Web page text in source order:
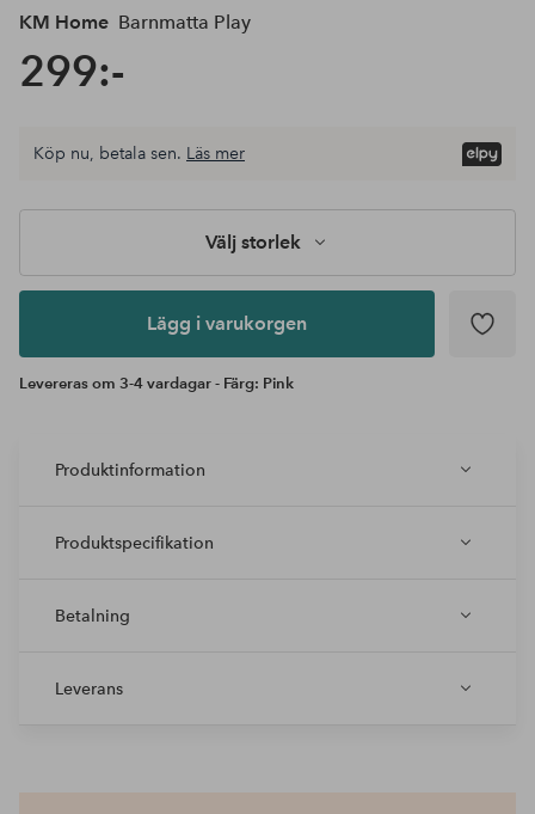
KM Home Barnmatta Play
299:-
Lägg i
Köp nu, betala sen. Läs mer
Välj storlek
Lägg i varukorgen
Levereras om 3-4 vardagar - Färg: Pink
Produktinformation
Produktspecifikation
Betalning
Leverans